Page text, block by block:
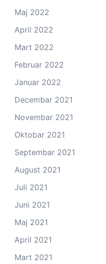
Maj 2022
April 2022
Mart 2022
Februar 2022
Januar 2022
Decembar 2021
Novembar 2021
Oktobar 2021
Septembar 2021
August 2021
Juli 2021
Juni 2021
Maj 2021
April 2021
Mart 2021